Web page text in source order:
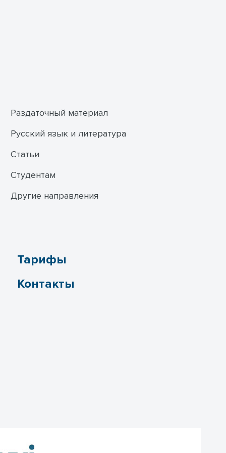
Раздаточный материал
Русский язык и литература
Статьи
Студентам
Другие направления
Тарифы
Контакты